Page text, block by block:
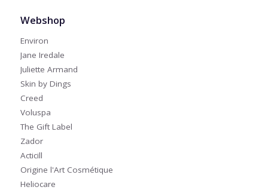
Webshop
Environ
Jane Iredale
Juliette Armand
Skin by Dings
Creed
Voluspa
The Gift Label
Zador
Acticill
Origine l'Art Cosmétique
Heliocare